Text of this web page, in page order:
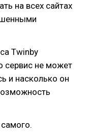
на всех сайтах
Twinby
сервис не может
и насколько он